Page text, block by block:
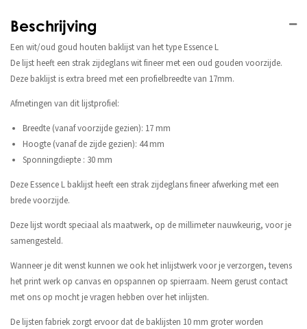
Beschrijving
Een wit/oud goud houten baklijst van het type Essence L
De lijst heeft een strak zijdeglans wit fineer met een oud gouden voorzijde.
Deze baklijst is extra breed met een profielbreedte van 17mm.
Afmetingen van dit lijstprofiel:
Breedte (vanaf voorzijde gezien): 17 mm
Hoogte (vanaf de zijde gezien): 44 mm
Sponningdiepte : 30 mm
Deze Essence L baklijst heeft een strak zijdeglans fineer afwerking met een
brede voorzijde.
Deze lijst wordt speciaal als maatwerk, op de millimeter nauwkeurig, voor je
samengesteld.
Wanneer je dit wenst kunnen we ook het inlijstwerk voor je verzorgen, tevens
het print werk op canvas en opspannen op spierraam. Neem gerust contact
met ons op mocht je vragen hebben over het inlijsten.
De lijsten fabriek zorgt ervoor dat de baklijsten 10 mm groter worden